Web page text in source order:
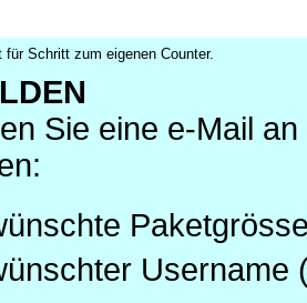
für Schritt zum eigenen Counter.
Sie eine e-Mail an
Username